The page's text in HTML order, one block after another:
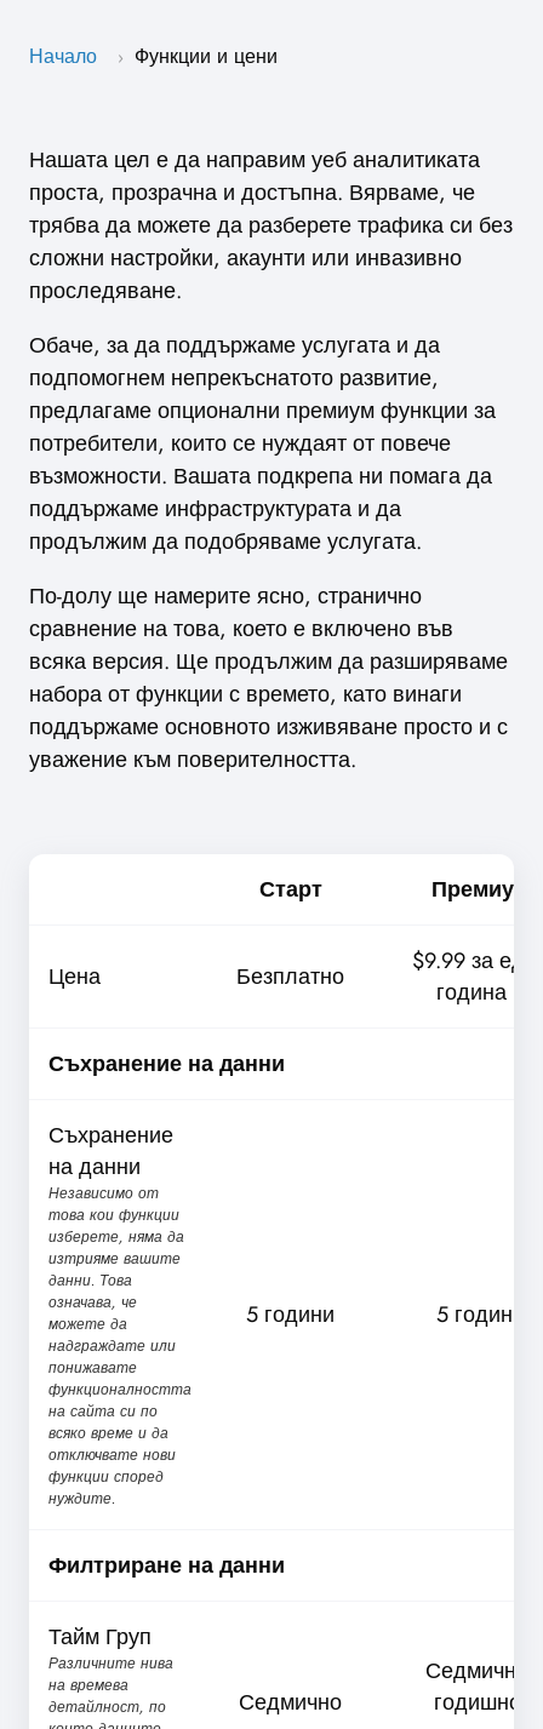
Начало › Функции и цени
Нашата цел е да направим уеб аналитиката
проста, прозрачна и достъпна. Вярваме, че
трябва да можете да разберете трафика си без
сложни настройки, акаунти или инвазивно
проследяване.
Обаче, за да поддържаме услугата и да
подпомогнем непрекъснатото развитие,
предлагаме опционални премиум функции за
потребители, които се нуждаят от повече
възможности. Вашата подкрепа ни помага да
поддържаме инфраструктурата и да
продължим да подобряваме услугата.
По-долу ще намерите ясно, странично
сравнение на това, което е включено във
всяка версия. Ще продължим да разширяваме
набора от функции с времето, като винаги
поддържаме основното изживяване просто и с
уважение към поверителността.
Старт Премиум
Цена Безплатно
$9.99 за
година *
Съхранение на данни
Съхранение
на данни
Независимо от
това кои функции
изберете, няма да
изтрияме вашите
данни. Това
означава, че
можете да
надграждате или
понижавате
функционалността
на сайта си по
всяко време и да
отключвате нови
функции според
нуждите.
5 години 5 години
Филтриране на данни
Тайм Груп
Различните нива
на времева
детайлност, по
Седмично
Седмично,
годишно,